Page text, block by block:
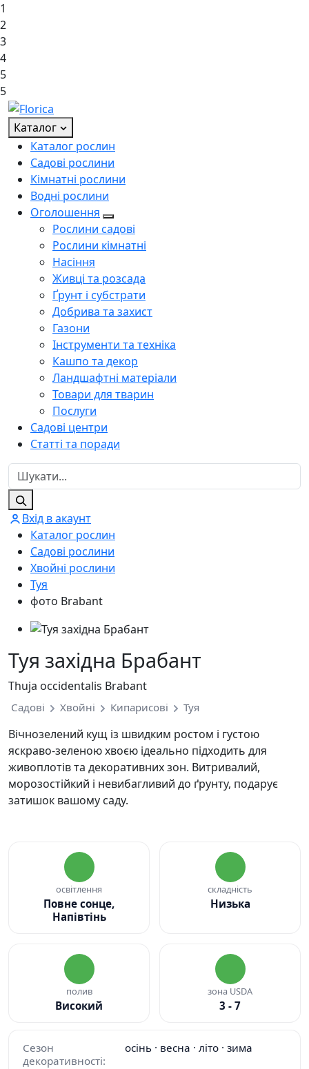
1
2
3
4
5
5
Каталог
Каталог рослин
Садові рослини
Кімнатні рослини
Водні рослини
Оголошення
Рослини садові
Рослини кімнатні
Насіння
Живці та розсада
Ґрунт і субстрати
Добрива та захист
Газони
Інструменти та техніка
Кашпо та декор
Ландшафтні матеріали
Товари для тварин
Послуги
Садові центри
Статті та поради
Вхід в акаунт
Каталог рослин
Садові рослини
Хвойні рослини
Туя
фото Brabant
Туя західна Брабант
Thuja occidentalis Brabant
Садові Хвойні Кипарисові Туя
Вічнозелений кущ із швидким ростом і густою
яскраво-зеленою хвоєю ідеально підходить для
живоплотів та декоративних зон. Витривалий,
морозостійкий і невибагливий до ґрунту, подарує
затишок вашому саду.
освітлення
Повне сонце,
Напівтінь
складність
Низька
полив
Високий
зона USDA
3 - 7
Сезон
декоративності:
осінь · весна · літо · зима